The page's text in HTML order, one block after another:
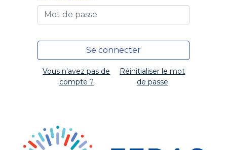
Se connecter
Vous n'avez pas de
compte ?
Réinitialiser le mot
de passe